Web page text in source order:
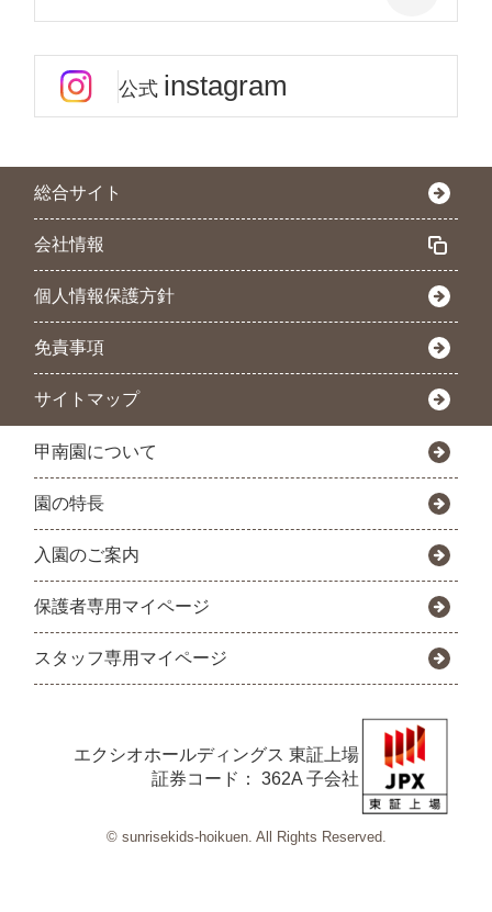
公式 instagram
総合サイト
会社情報
個人情報保護方針
免責事項
サイトマップ
甲南園について
園の特長
入園のご案内
保護者専用マイページ
スタッフ専用マイページ
エクシオホールディングス 東証上場
証券コード： 362A 子会社
© sunrisekids-hoikuen. All Rights Reserved.